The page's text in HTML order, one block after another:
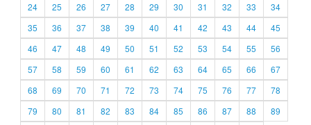
24
25 26 27 28 29 30 31 32 33
34
35
36 37 38 39 40 41 42 43 44
45
46
47 48 49 50 51 52 53 54 55
56
57
58 59 60 61 62 63 64 65 66
67
68
69 70 71 72 73 74 75 76 77
78
79
80 81 82 83 84 85 86 87 88
89